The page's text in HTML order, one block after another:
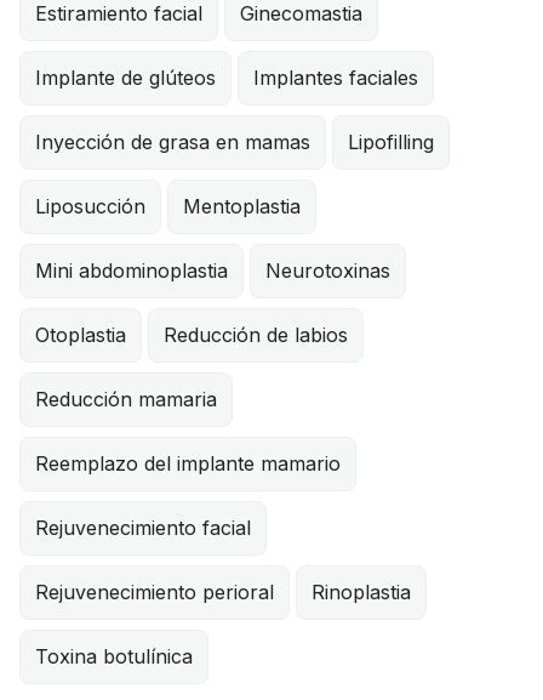
Estiramiento facial Ginecomastia
Implante de glúteos Implantes faciales
Inyección de grasa en mamas Lipofilling
Liposucción Mentoplastia
Mini abdominoplastia Neurotoxinas
Otoplastia Reducción de labios
Reducción mamaria
Reemplazo del implante mamario
Rejuvenecimiento facial
Rejuvenecimiento perioral Rinoplastia
Toxina botulínica